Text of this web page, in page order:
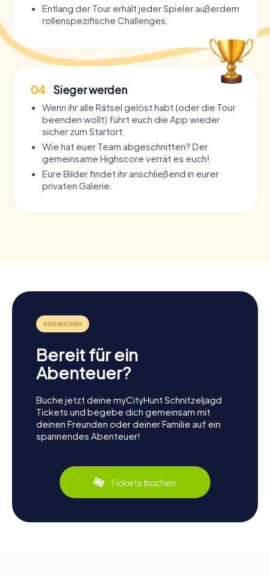
Entlang der Tour erhält jeder Spieler außerdem
rollenspezifische Challenges.
04 Sieger werden
Wenn ihr alle Rätsel gelöst habt (oder die Tour
beenden wollt) führt euch die App wieder
sicher zum Startort.
Wie hat euer Team abgeschnitten? Der
gemeinsame Highscore verrät es euch!
Eure Bilder findet ihr anschließend in eurer
privaten Galerie.
Bereit für ein
Abenteuer?
Buche jetzt deine myCityHunt Schnitzeljagd
Tickets und begebe dich gemeinsam mit
deinen Freunden oder deiner Familie auf ein
spannendes Abenteuer!
Tickets buchen